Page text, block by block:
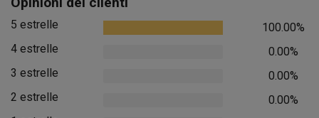
5 estrelle
100.00%
4 estrelle
0.00%
3 estrelle
0.00%
2 estrelle
0.00%